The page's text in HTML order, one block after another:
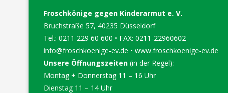
Froschkönige gegen Kinderarmut e. V.
Bruchstraße 57, 40235 Düsseldorf
Tel.: 0211 229 60 600 • FAX: 0211-22960602
info@froschkoenige-ev.de • www.froschkoenige-ev.de
Unsere Öffnungszeiten (in der Regel):
Montag + Donnerstag 11 – 16 Uhr
Dienstag 11 – 14 Uhr